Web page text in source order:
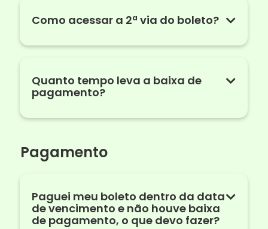
Como acessar a 2ª via do boleto?
Quanto tempo leva a baixa de
pagamento?
Pagamento
Paguei meu boleto dentro da data
de vencimento e não houve baixa
de pagamento, o que devo fazer?